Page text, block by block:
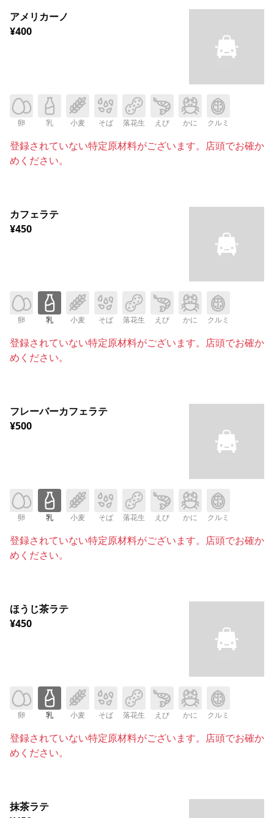
アメリカーノ
¥400
卵 乳 小麦 そば 落花生 えび かに クルミ
登録されていない特定原材料がございます。店頭でお確か
めください。
カフェラテ
¥450
卵 乳 小麦 そば 落花生 えび かに クルミ
登録されていない特定原材料がございます。店頭でお確か
めください。
フレーバーカフェラテ
¥500
卵 乳 小麦 そば 落花生 えび かに クルミ
登録されていない特定原材料がございます。店頭でお確か
めください。
ほうじ茶ラテ
¥450
卵 乳 小麦 そば 落花生 えび かに クルミ
登録されていない特定原材料がございます。店頭でお確か
めください。
抹茶ラテ